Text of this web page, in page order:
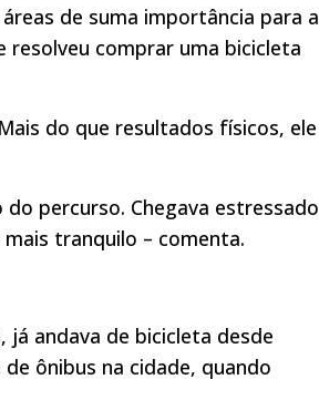
de suma importância para a
resolveu comprar uma bicicleta
do que resultados físicos, ele
percurso. Chegava estressado
tranquilo – comenta.
andava de bicicleta desde
ônibus na cidade, quando